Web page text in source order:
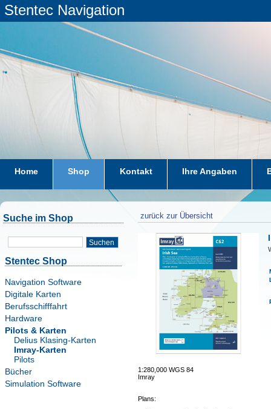
Stentec Navigation
Home Shop Kontakt Ihre Angaben
Suche im Shop
Suchen
Stentec Shop
Navigation Software
Digitale Karten
Berufsschifffahrt
Hardware
Pilots & Karten
Delius Klasing-Karten
Imray-Karten
Pilots
Bücher
Simulation Software
zurück zur Übersicht
1:280,000 WGS 84
Imray
Plans: